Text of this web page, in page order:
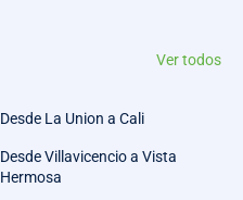
Ver todos
Desde La Union a Cali
Desde Villavicencio a Vista
Hermosa